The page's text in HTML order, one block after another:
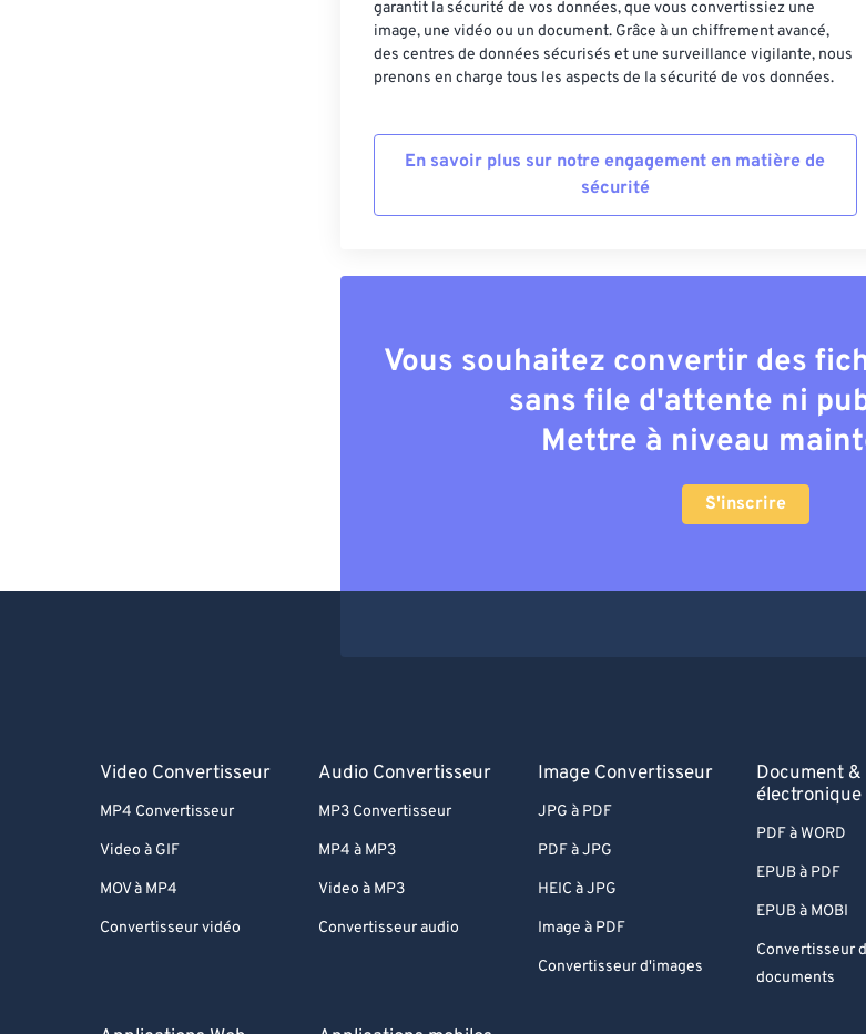
garantit la sécurité de vos données, que vous convertissiez une
image, une vidéo ou un document. Grâce à un chiffrement avancé,
des centres de données sécurisés et une surveillance vigilante, nous
prenons en charge tous les aspects de la sécurité de vos données.
En savoir plus sur notre engagement en matière de
sécurité
Vous souhaitez convertir des
sans file d'attente ni
Mettre à niveau
S'inscrire
Video Convertisseur
MP4 Convertisseur
Video à GIF
MOV à MP4
Convertisseur vidéo
Audio Convertisseur
MP3 Convertisseur
MP4 à MP3
Video à MP3
Convertisseur audio
Image Convertisseur
JPG à PDF
PDF à JPG
HEIC à JPG
Image à PDF
Convertisseur d'images
Document
électronique
PDF à WORD
EPUB à PDF
EPUB à MOBI
Convertisseur
documents